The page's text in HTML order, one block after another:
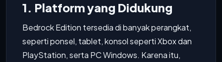
1. Platform yang Didukung
Bedrock Edition tersedia di banyak perangkat,
seperti ponsel, tablet, konsol seperti Xbox dan
PlayStation, serta PC Windows. Karena itu,